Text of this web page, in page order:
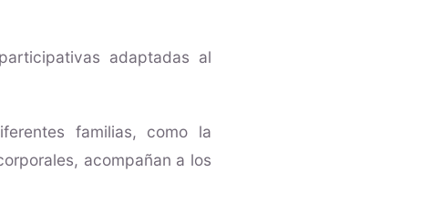
adaptadas al
familias, como la
acompañan a los